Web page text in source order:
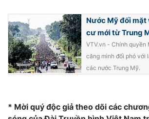
Hitech Công nghệ tương lai
Sản phẩm
Thị trường
Tư vấn
Giao lưu trực tuyến
Lịch phát sóng
Emagazine Podcast
Nước Mỹ đối mặt
cư mới từ Trung
VTV.vn - Chính quyền
căng mình đối phó với
các nước Trung Mỹ.
* Mời quý độc giả theo dõi các